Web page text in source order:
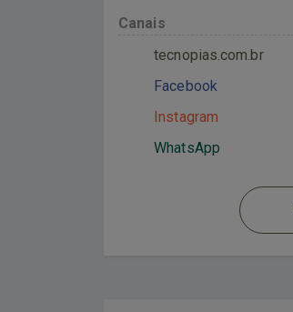
Canais
tecnopias.com.br
Facebook
Instagram
WhatsApp